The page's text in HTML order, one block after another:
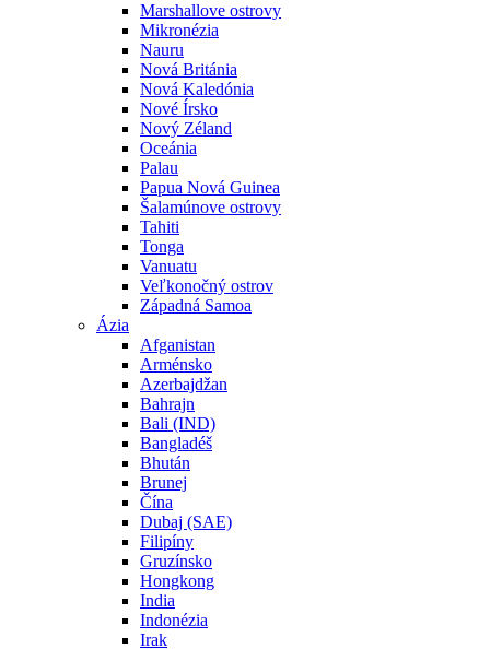
Marshallove ostrovy
Mikronézia
Nauru
Nová Británia
Nová Kaledónia
Nové Írsko
Nový Zéland
Oceánia
Palau
Papua Nová Guinea
Šalamúnove ostrovy
Tahiti
Tonga
Vanuatu
Veľkonočný ostrov
Západná Samoa
Ázia
Afganistan
Arménsko
Azerbajdžan
Bahrajn
Bali (IND)
Bangladéš
Bhután
Brunej
Čína
Dubaj (SAE)
Filipíny
Gruzínsko
Hongkong
India
Indonézia
Irak